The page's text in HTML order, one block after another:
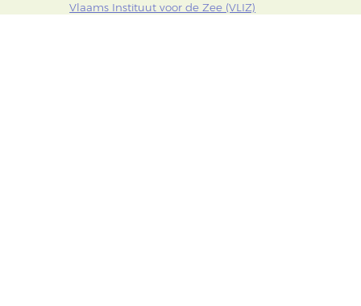
Vlaams Instituut voor de Zee (VLIZ)